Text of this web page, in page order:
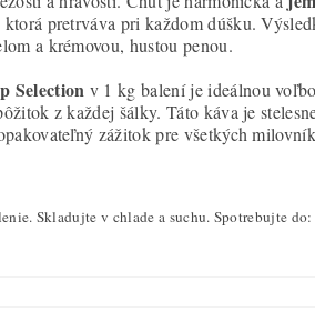
ktorá pretrváva pri každom dúšku.
a krémovou, hustou penou.
Selection v 1 kg balení je ideálnou
z každej šálky. Táto káva je
zážitok pre všetkých
Skladujte v chlade a suchu. Spotrebujte